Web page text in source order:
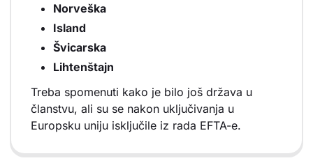
Norveška
Island
Švicarska
Lihtenštajn
Treba spomenuti kako je bilo još država u
članstvu, ali su se nakon uključivanja u
Europsku uniju isključile iz rada EFTA-e.